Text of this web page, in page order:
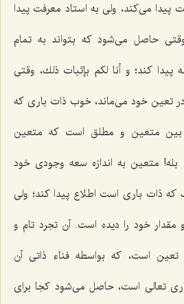
پیدا مى‌كند، ولى به استاد معرفت پیدا
حاصل مى‌شود كه بتواند به تمام
كند؛ و أنا لكم بإثبات ذلك، وقتى
تعین خود مى‌ماند، خوب ذات بارى كه
بین متعین و مطلق است كه متعین
بله! متعین به اندازه سعه وجودى خود
ذات بارى است اطلاع پیدا كند؛ ولى
خود را دیده است. آن تجرد تام و
است، كه بواسطه فناء ذاتى آن
تعالى است، حاصل مى‌شود كجا براى